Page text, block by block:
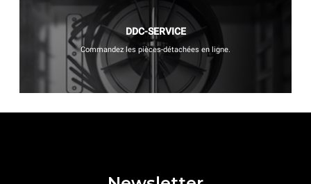
DDC-SERVICE
Commandez les pièces-détachées en ligne.